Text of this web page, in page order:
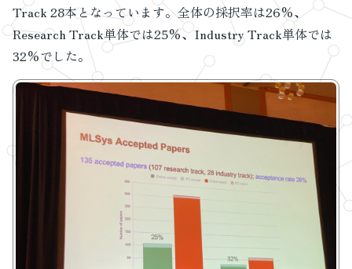
Track 28本となっています。全体の採択率は26%、
Research Track単体では25%、Industry Track単体では
32%でした。